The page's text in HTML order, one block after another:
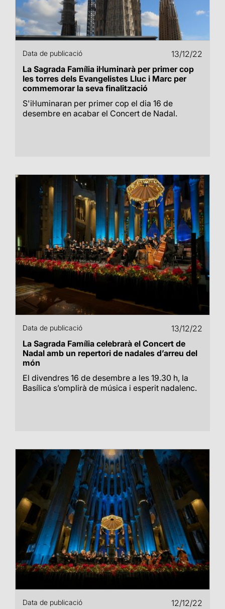
Data de publicació
13/12/22
La Sagrada Família il·luminarà per primer cop
les torres dels Evangelistes Lluc i Marc per
commemorar la seva finalització
S'il·luminaran per primer cop el dia 16 de
desembre en acabar el Concert de Nadal.
Data de publicació
13/12/22
La Sagrada Família celebrarà el Concert de
Nadal amb un repertori de nadales d’arreu del
món
El divendres 16 de desembre a les 19.30 h, la
Basílica s’omplirà de música i esperit nadalenc.
Data de publicació 12/12/22